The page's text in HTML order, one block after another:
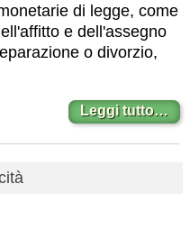
di legge, come
e dell'assegno
o divorzio,
Leggi tutto…